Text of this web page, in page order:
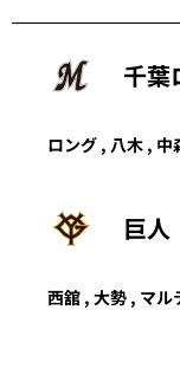
千葉
ロング , 八木 , 中
巨人
西舘 , 大勢 , マル